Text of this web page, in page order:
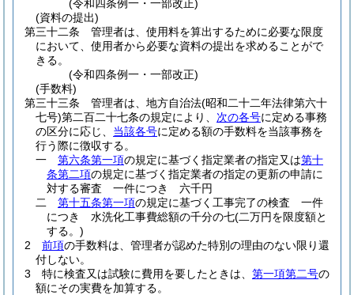
(令和四条例一・一部改正)
(資料の提出)
第三十二条
管理者は、使用料を算出するために必要な限度
において、使用者から必要な資料の提出を求めることがで
きる。
(令和四条例一・一部改正)
(手数料)
第三十三条
管理者は、地方自治法(昭和二十二年法律第六十
七号)第二百二十七条の規定により、 次の各号に定める事務
の区分に応じ、 当該各号に定める額の手数料を当該事務を
行う際に徴収する。
一
第六条第一項の規定に基づく指定業者の指定又は第十
条第二項の規定に基づく指定業者の指定の更新の申請に
対する審査 一件につき 六千円
二
第十五条第一項の規定に基づく工事完了の検査 一件
につき 水洗化工事費総額の千分の七(二万円を限度額と
する。)
2
前項の手数料は、管理者が認めた特別の理由のない限り還
付しない。
3
特に検査又は試験に費用を要したときは、 第一項第二号の
額にその実費を加算する。